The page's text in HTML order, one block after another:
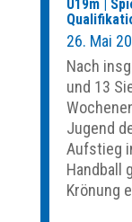
U19m |
26. Mai
Nach
und 13
Jugend
Aufstieg
Handball
Krönung